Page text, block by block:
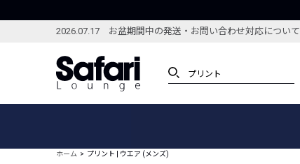
2026.07.17 お盆期間中の発送・お問い合わせ対応について
ブランドから探す
ホーム プリント | ウエア (メンズ)